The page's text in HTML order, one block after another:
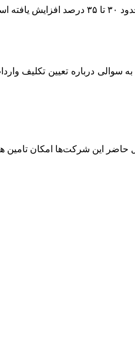
درباره تعیین تکلیف
این شرکت‌ها امکان تامین